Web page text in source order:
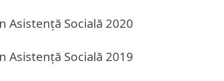
Asistență Socială 2020
Asistență Socială 2019